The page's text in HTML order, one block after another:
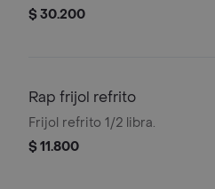
$ 30.200
Rap frijol refrito
Frijol refrito 1/2 libra.
$ 11.800